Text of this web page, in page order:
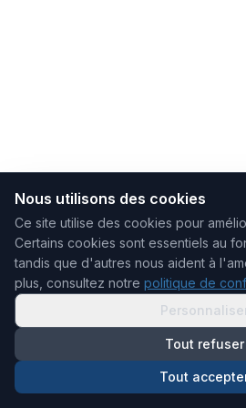
Nous utilisons des cookies
Ce site utilise des cookies pour
Certains cookies sont essentiels au
tandis que d'autres nous aident à
plus, consultez notre politique de
Tout refuser
Tout